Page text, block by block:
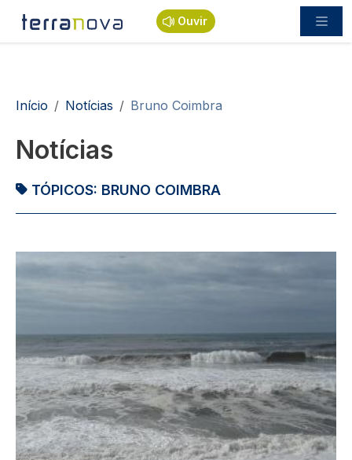
Passar para o conteúdo principal
Ouvir
Navegação estrutural
Início Notícias Bruno Coimbra
Notícias
TÓPICOS: BRUNO COIMBRA
Imagem